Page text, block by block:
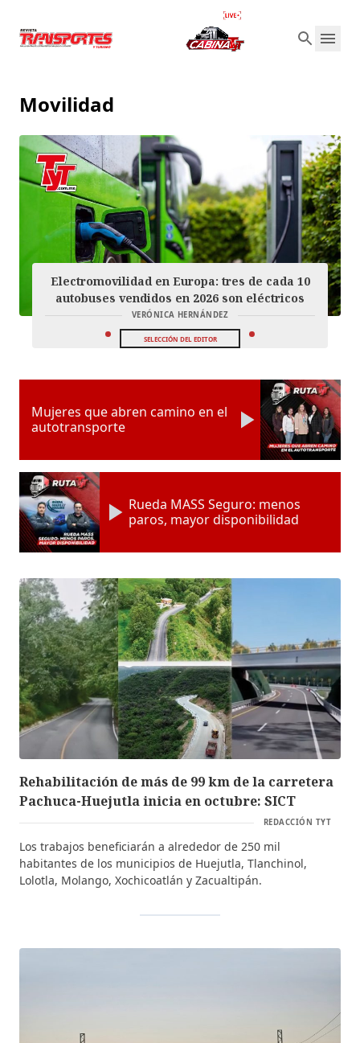
Movilidad
Electromovilidad en Europa: tres de cada 10
autobuses vendidos en 2026 son eléctricos
VERÓNICA HERNÁNDEZ
SELECCIÓN DEL EDITOR
Mujeres que abren camino en el
autotransporte
Rueda MASS Seguro: menos
paros, mayor disponibilidad
Rehabilitación de más de 99 km de la carretera
Pachuca-Huejutla inicia en octubre: SICT
REDACCIÓN TYT
Los trabajos beneficiarán a alrededor de 250 mil
habitantes de los municipios de Huejutla, Tlanchinol,
Lolotla, Molango, Xochicoatlán y Zacualtipán.